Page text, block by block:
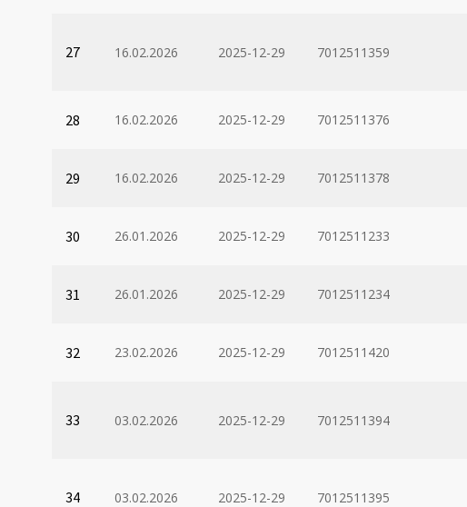
27 16.02.2026 2025-12-29 7012511359
28 16.02.2026 2025-12-29 7012511376
29 16.02.2026 2025-12-29 7012511378
30 26.01.2026 2025-12-29 7012511233
31 26.01.2026 2025-12-29 7012511234
32 23.02.2026 2025-12-29 7012511420
33 03.02.2026 2025-12-29 7012511394
34 03.02.2026 2025-12-29 7012511395